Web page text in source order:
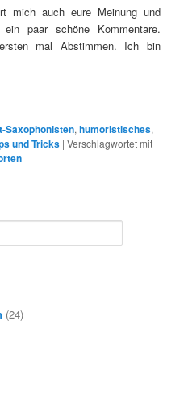
mich auch eure Meinung und
paar schöne Kommentare.
mal Abstimmen. Ich bin
Saxophonisten,humoristisches,
und Tricks |Verschlagwortet mit
(24)